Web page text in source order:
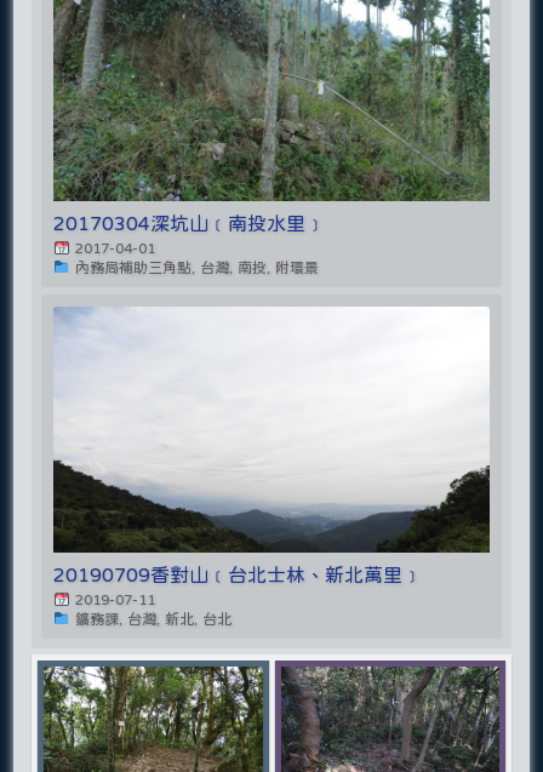
20170304深坑山﹝南投水里﹞
2017-04-01
內務局補助三角點, 台灣, 南投, 附環景
20190709香對山﹝台北士林、新北萬里﹞
2019-07-11
鑛務課, 台灣, 新北, 台北